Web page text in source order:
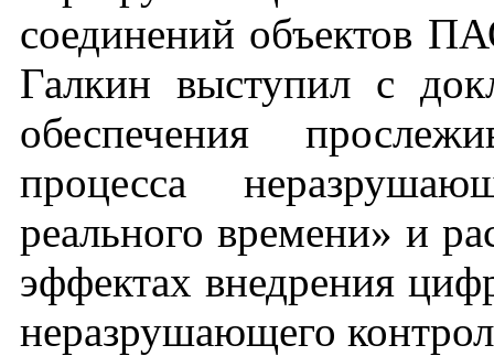
соединений объектов
Галкин выступил с
обеспечения
процесса
реального времени» и
эффектах внедрения
неразрушающего